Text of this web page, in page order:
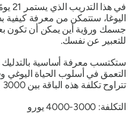
في هذا
اليوغا، ستتمكن من معرفة كيفية
جسمك ورؤية أين يمكن أن تكون
للتعبير عن نفسك.
ستكتسب معرفة أساسية بالتدليك
التعمق في أسلوب الحياة
تتراوح تكلفة هذه الباقة بين 3000 و4000 يورو.
التكلفة: 3000-4000 يورو